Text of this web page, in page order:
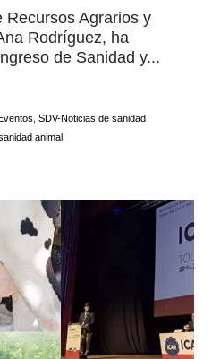
Recursos Agrarios y
Rodríguez, ha
de Sanidad y...
SDV-Noticias de sanidad
animal